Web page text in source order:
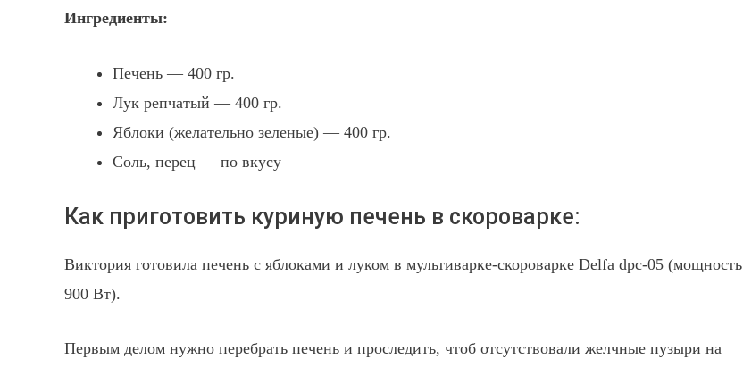
Ингредиенты:
Печень — 400 гр.
Лук репчатый — 400 гр.
Яблоки (желательно зеленые) — 400 гр.
Соль, перец — по вкусу
Как приготовить куриную печень в скороварке:
Виктория готовила печень с яблоками и луком в мультиварке-скороварке Delfa dpc-05 (мощность
900 Вт).
Первым делом нужно перебрать печень и проследить, чтоб отсутствовали желчные пузыри на